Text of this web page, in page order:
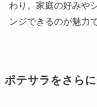
わり。家庭の好みや
ンジできるのが魅力で
ポテサラをさら